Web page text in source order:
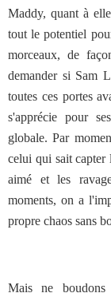
Maddy, quant à
tout le potentiel
morceaux, de
demander si Sam
toutes ces portes
s'apprécie pour
globale. Par
celui qui sait capter
aimé et les
moments, on a
propre chaos sans
Mais ne